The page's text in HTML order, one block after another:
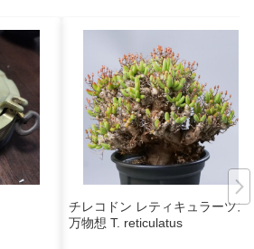
チレコドン レティキュラーツス
万物想 T. reticulatus